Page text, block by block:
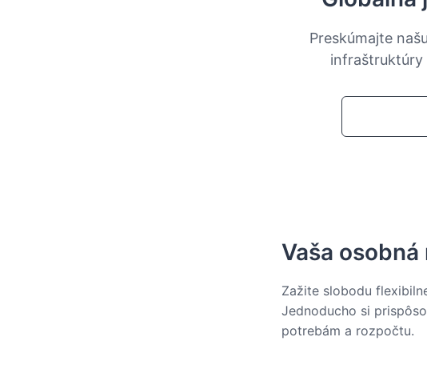
Preskúmajte
infraštruktúry
Vaša
Zažite slobodu
Jednoducho si
potrebám a rozpočtu.